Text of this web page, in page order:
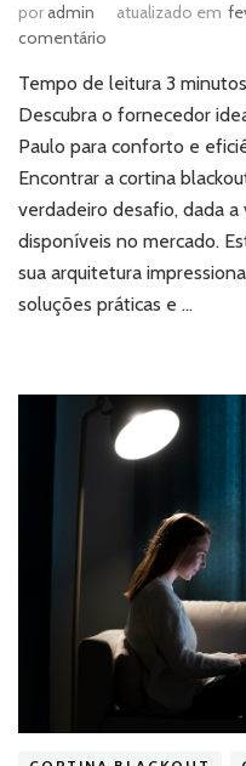
poradmin atualizado em
comentário
Blackout
em
São
conheça
o
fornecedor
ideal
Tempo de leitura 3 minutos
Descubra o fornecedor
Paulo para conforto e
Encontrar a cortina
verdadeiro desafio, dada
disponíveis no mercado.
sua arquitetura
soluções práticas e …